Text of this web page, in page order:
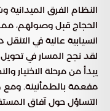
النظام الفرق الميدانية
الحجاج قبل وصولهم،
انسيابية عالية في
لقد نجح المسار في
يبدأ من مرحلة الاختيار
مفعمة بالطمأنينة. ومع
التساؤل حول آفاق